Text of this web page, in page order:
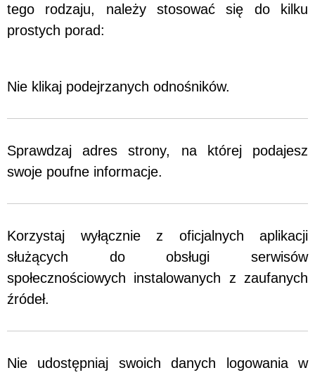
tego rodzaju, należy stosować się do kilku
prostych porad:
Nie klikaj podejrzanych odnośników.
Sprawdzaj adres strony, na której podajesz
swoje poufne informacje.
Korzystaj wyłącznie z oficjalnych aplikacji
służących do obsługi serwisów
społecznościowych instalowanych z zaufanych
źródeł.
Nie udostępniaj swoich danych logowania w